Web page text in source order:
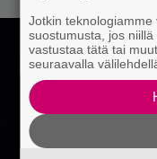
Jotkin
suostumusta, jos
vastustaa tätä tai
seuraavalla